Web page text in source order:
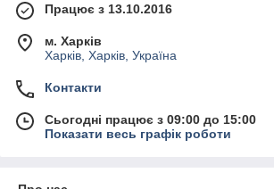
Працює з 13.10.2016
м. Харків
Харків, Харків, Україна
Контакти
Сьогодні працює з 09:00 до 15:00
Показати весь графік роботи